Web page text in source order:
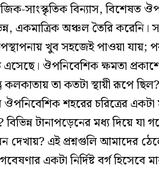
সাংস্কৃতিক বিন্যাস, বিশেষত
একমাত্রিক অঞ্চল তৈরি করেনি।
উপস্থাপনায় খুব সহজেই পাওয়া
ঔপনিবেশিক ক্ষমতা
কলকাতায় তা কতটা স্থায়ী রূপে
ঔপনিবেশিক শহরের চরিত্রের
বিভিন্নটানাপড়েনের মধ্য দিয়ে যা
দেখায়? এই প্রশ্নগুলি আমাদের
একটা নির্দিষ্ট বর্গ হিসেবে